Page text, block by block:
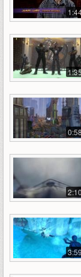
0:58
2:10
3:59